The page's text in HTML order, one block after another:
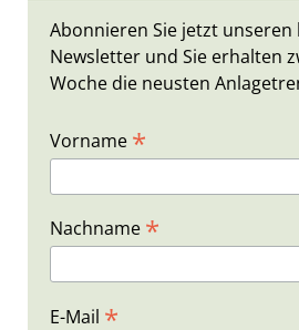
Abonnieren Sie jetzt unseren
Newsletter und Sie erhalten
Woche die neusten
Vorname *
Nachname *
E-Mail *